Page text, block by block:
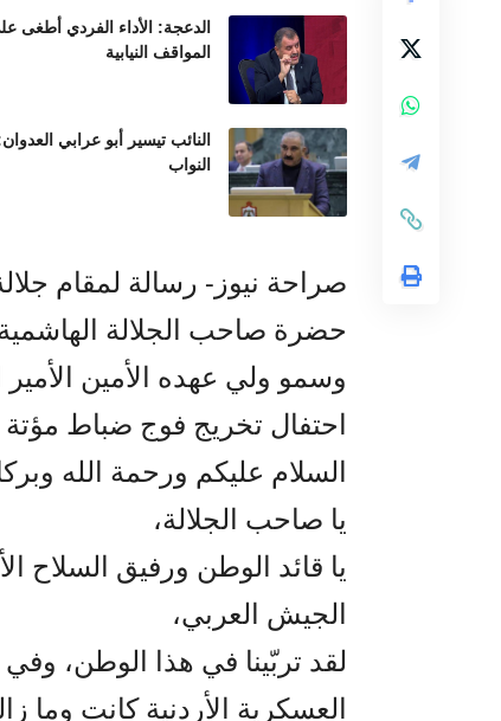
الدعجة: الأداء الفردي أطغى
المواقف النيابية
النائب تيسير أبو عرابي
النواب
صراحة نيوز- رسالة لمقام
حضرة صاحب الجلالة
وسمو ولي عهده الأمين
احتفال تخريج فوج ضباط مؤتة
السلام عليكم ورحمة الله
يا صاحب الجلالة،
يا قائد الوطن ورفيق السلاح
الجيش العربي،
لقد تربّينا في هذا الوطن،
العسكرية الأردنية كانت